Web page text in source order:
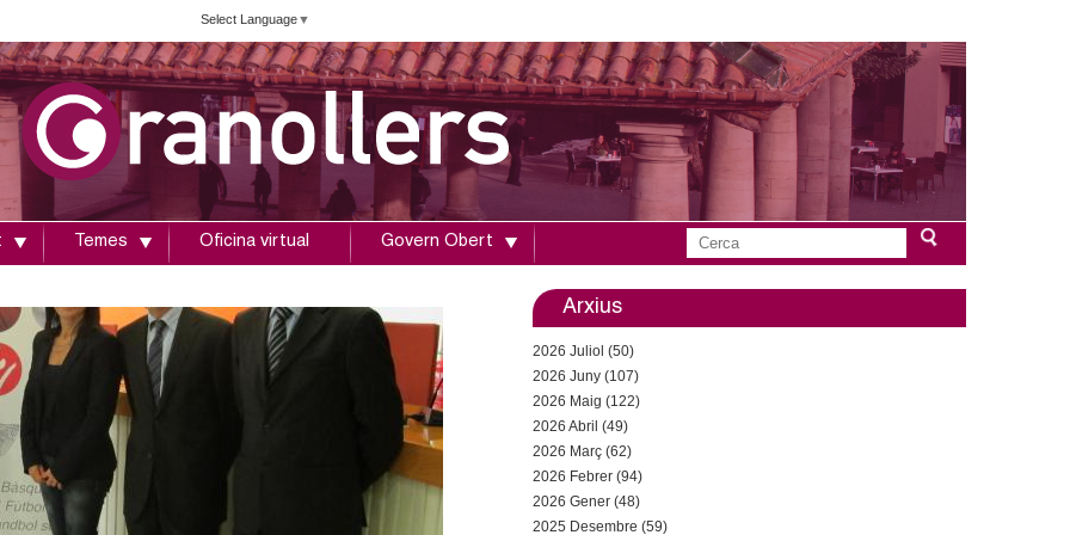
Vés
al
contingut
Select Language▼
Temes Oficina virtual Govern Obert
F
e
c
Arxius
2026 Juliol (50)
2026 Juny (107)
2026 Maig (122)
2026 Abril (49)
2026 Març (62)
2026 Febrer (94)
2026 Gener (48)
2025 Desembre (59)